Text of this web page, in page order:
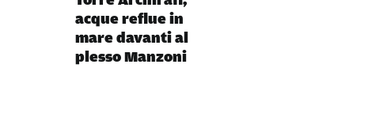
acque reflue in
mare davanti al
plesso Manzoni